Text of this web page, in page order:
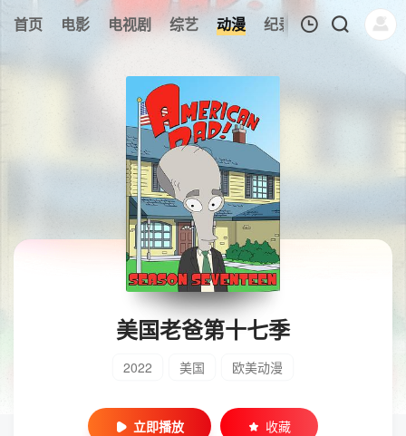
首页 电影 电视剧 综艺 动漫 纪录片 午夜剧场
暂无观看影片的记录
美国老爸第十七季
2022 美国 欧美动漫
立即播放 收藏